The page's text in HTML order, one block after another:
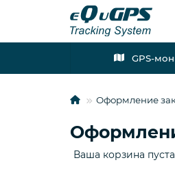
GPS-
Оформление
Ваша корзина